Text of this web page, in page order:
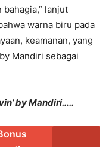
lanjut
warna biru pada
keamanan, yang
Mandiri sebagai
by Mandiri…..